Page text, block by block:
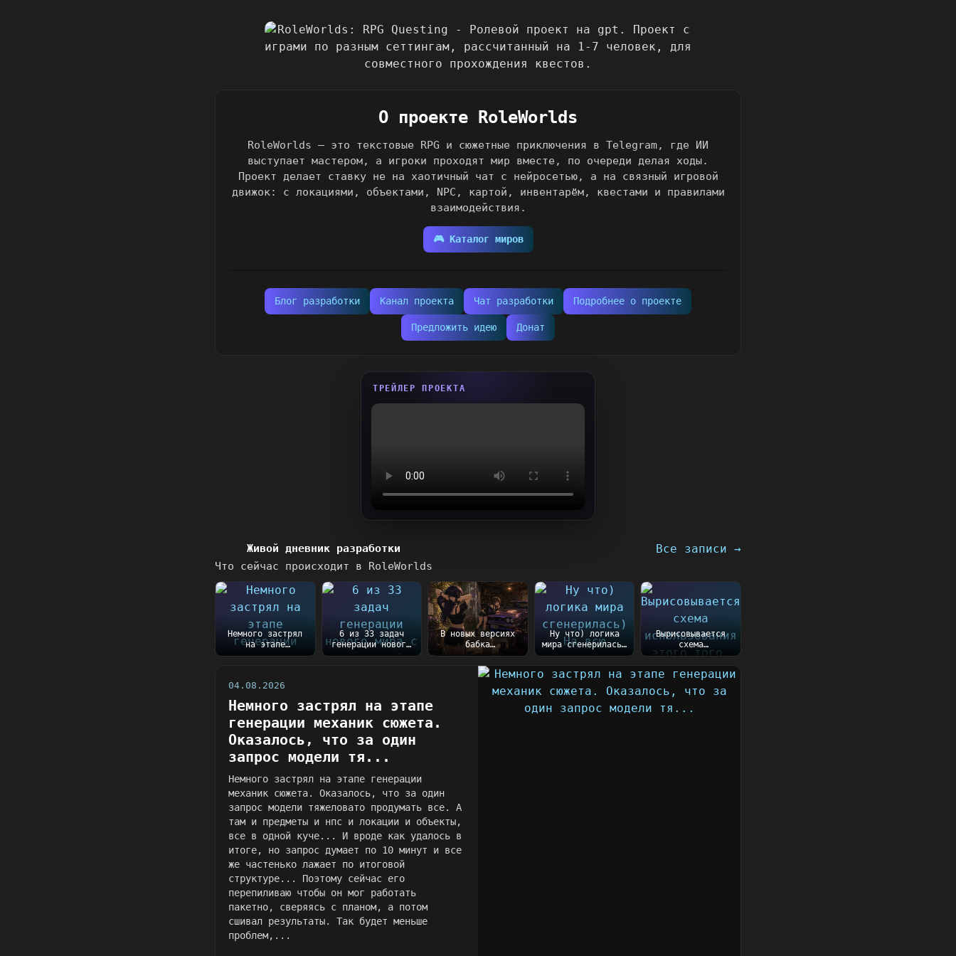
О проекте RoleWorlds
RoleWorlds — это текстовые RPG и сюжетные приключения в Telegram, где ИИ
выступает мастером, а игроки проходят мир вместе, по очереди делая ходы.
Проект делает ставку не на хаотичный чат с нейросетью, а на связный игровой
движок: с локациями, объектами, NPC, картой, инвентарём, квестами и правилами
взаимодействия.
🎮 Каталог миров
Блог разработки Канал проекта Чат разработки Подробнее о проекте
Предложить идею Донат
ТРЕЙЛЕР ПРОЕКТА
Живой дневник разработки
Что сейчас происходит в RoleWorlds
Все записи →
Немного застрял
на этапе
генерации механик
6 из 33 задач
генерации нового
мира с вселенной
В новых версиях
бабка
благополучно
сваливает к
сестре после
закл...
Ну что) логика
мира сгенерилась)
На всю генерацию
ушло порядка 5...
Вырисовывается
схема
использования
этого того, что
пишу сейчас....
04.08.2026
Немного застрял на этапе
генерации механик сюжета.
Оказалось, что за один
запрос модели тя...
Немного застрял на этапе генерации
механик сюжета. Оказалось, что за один
запрос модели тяжеловато продумать все. А
там и предметы и нпс и локации и объекты,
все в одной куче... И вроде как удалось в
итоге, но запрос думает по 10 минут и все
же частенько лажает по итоговой
структуре... Поэтому сейчас его
перепиливаю чтобы он мог работать
пакетно, сверяясь с планом, а потом
сшивал результаты. Так будет меньше
проблем,...